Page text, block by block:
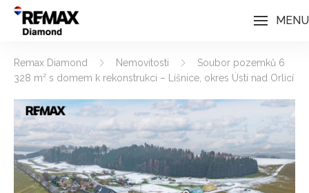
MENU
Remax Diamond Nemovitosti
Soubor pozemků 6
328 m² s domem k rekonstrukci – Líšnice, okres Ústí nad Orlicí